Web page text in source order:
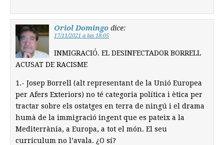
Oriol Domingo dice:
17/11/2021 a las 18:05
INMIGRACIÓ. EL DESINFECTADOR BORRELL
ACUSAT DE RACISME
1.- Josep Borrell (alt representant de la Unió Europea
per Afers Exteriors) no té categoria política i ètica per
tractar sobre els ostatges en terra de ningú i el drama
humà de la immigració ingent que es pateix a la
Mediterrània, a Europa, a tot el món. El seu
currículum no l’avala. ¿O sí?